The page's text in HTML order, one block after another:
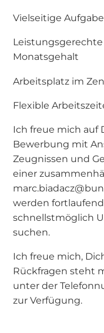
Vielseitige
Leistungsgerechte
Monatsgehalt
Arbeitsplatz im
Flexible
Ich freue mich auf
Bewerbung mit
Zeugnissen und
einer
werden
schnellstmöglich
suchen.
Ich freue mich,
Rückfragen steht
unter der
zur Verfügung.